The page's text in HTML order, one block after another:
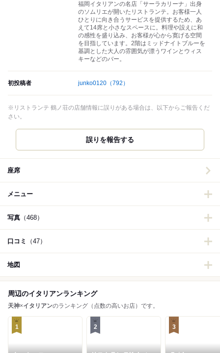
福岡イタリアンの名店「サーラカリーナ」出身
のソムリエが開いたリストランテ。お客様一人
ひとりに向き合うサービスを提供するため、あ
えて14席と小さなスペースに。料理や設えに和
の感性を盛り込み、お客様が心から寛げる空間
を目指しています。2階はミッドナイトブルーを
基調とした大人の雰囲気が漂うワインとウィス
キーなどのバー。
初投稿者 junko0120 （792）
※リストランテ 鶴ノ荘の店舗情報に誤りがある場合は、以下からご報告くだ
さい。
誤りを報告する
座席
メニュー
写真 （468）
口コミ （47）
地図
周辺のイタリアンランキング
天神×イタリアンのランキング（点数の高いお店）です。
1 2 3